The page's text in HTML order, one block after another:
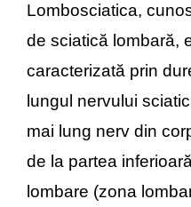
Lombosciatica,
de sciatică lombară,
caracterizată prin
lungul nervului
mai lung nerv din
de la partea
lombare (zona